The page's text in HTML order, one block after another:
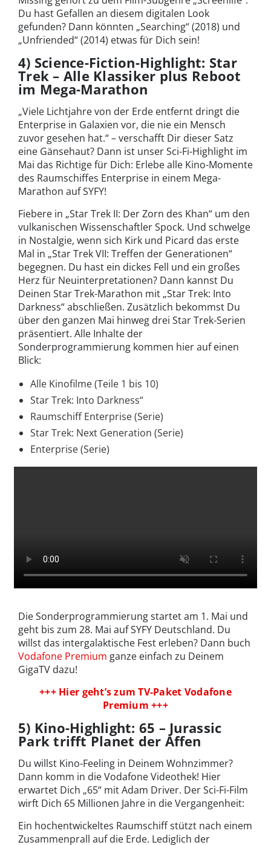
Du hast Gefallen an diesem digitalen Look
gefunden? Dann könnten „Searching“ (2018) und
„Unfriended“ (2014) etwas für Dich sein!
4) Science-Fiction-Highlight: Star
Trek – Alle Klassiker plus Reboot
im Mega-Marathon
„Viele Lichtjahre von der Erde entfernt dringt die
Enterprise in Galaxien vor, die nie ein Mensch
zuvor gesehen hat.“ – verschafft Dir dieser Satz
eine Gänsehaut? Dann ist unser Sci-Fi-Highlight im
Mai das Richtige für Dich: Erlebe alle Kino-Momente
des Raumschiffes Enterprise in einem Mega-
Marathon auf SYFY!
Fiebere in „Star Trek II: Der Zorn des Khan“ um den
vulkanischen Wissenschaftler Spock. Und schwelge
in Nostalgie, wenn sich Kirk und Picard das erste
Mal in „Star Trek VII: Treffen der Generationen“
begegnen. Du hast ein dickes Fell und ein großes
Herz für Neuinterpretationen? Dann kannst Du
Deinen Star Trek-Marathon mit „Star Trek: Into
Darkness“ abschließen. Zusätzlich bekommst Du
über den ganzen Mai hinweg drei Star Trek-Serien
präsentiert. Alle Inhalte der
Sonderprogrammierung kommen hier auf einen
Blick:
Alle Kinofilme (Teile 1 bis 10)
Star Trek: Into Darkness“
Raumschiff Enterprise (Serie)
Star Trek: Next Generation (Serie)
Enterprise (Serie)
Die Sonderprogrammierung startet am 1. Mai und
geht bis zum 28. Mai auf SYFY Deutschland. Du
willst das intergalaktische Fest erleben? Dann buch
Vodafone Premium ganze einfach zu Deinem
GigaTV dazu!
+++ Hier geht’s zum TV-Paket Vodafone
Premium +++
5) Kino-Highlight: 65 – Jurassic
Park trifft Planet der Affen
Du willst Kino-Feeling in Deinem Wohnzimmer?
Dann komm in die Vodafone Videothek! Hier
erwartet Dich „65“ mit Adam Driver. Der Sci-Fi-Film
wirft Dich 65 Millionen Jahre in die Vergangenheit:
Ein hochentwickeltes Raumschiff stützt nach einem
Zusammenprall auf die Erde. Lediglich der